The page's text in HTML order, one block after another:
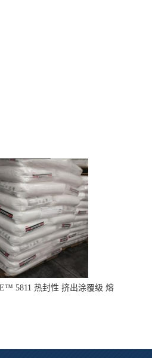
5811 热封性 挤出涂覆级 熔